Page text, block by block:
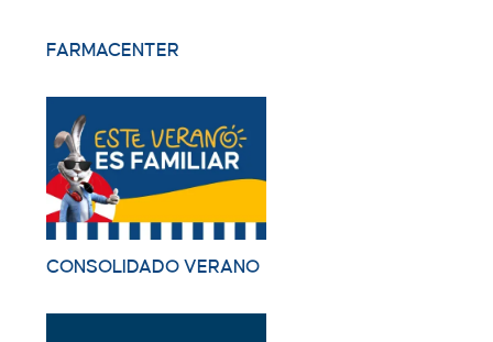
FARMACENTER
CONSOLIDADO VERANO